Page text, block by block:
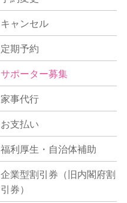
キャンセル
定期予約
サポーター募集
家事代行
お支払い
福利厚生・自治体補助
企業型割引券（旧内閣府割
引券）